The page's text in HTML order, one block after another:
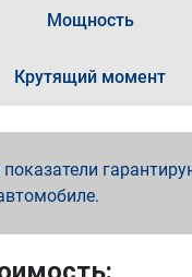
Мощность
Крутящий момент